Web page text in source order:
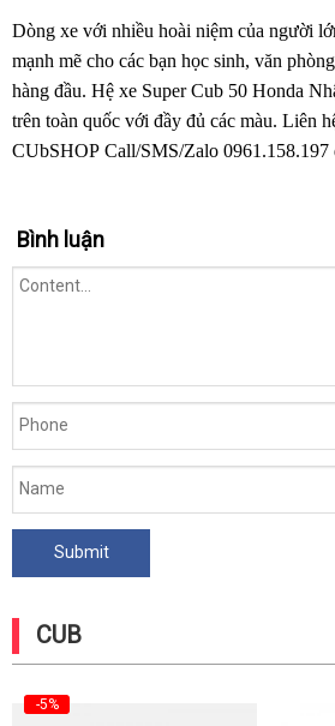
Dòng xe với nhiều hoài niệm của người
mạnh mẽ cho các bạn học sinh, văn
hàng đầu. Hệ xe Super Cub 50 Honda
trên toàn quốc với đầy đủ các màu. Liên
CUbSHOP Call/SMS/Zalo 0961.158.197
Bình luận
CUB
-5%